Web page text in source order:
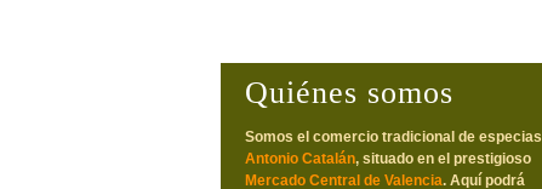
Quiénes somos
Somos el comercio tradicional de especias
Antonio Catalán, situado en el prestigioso
Mercado Central de Valencia. Aquí podrá